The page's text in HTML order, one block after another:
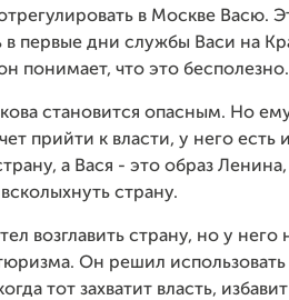
в Москве Васю.
в первые дни службы Васи на
понимает, что это бесполезно.
становится опасным. Но
прийти к власти, у него есть
а Вася - это образ
страну.
возглавить страну, но у него
Он решил использовать
тот захватит власть,